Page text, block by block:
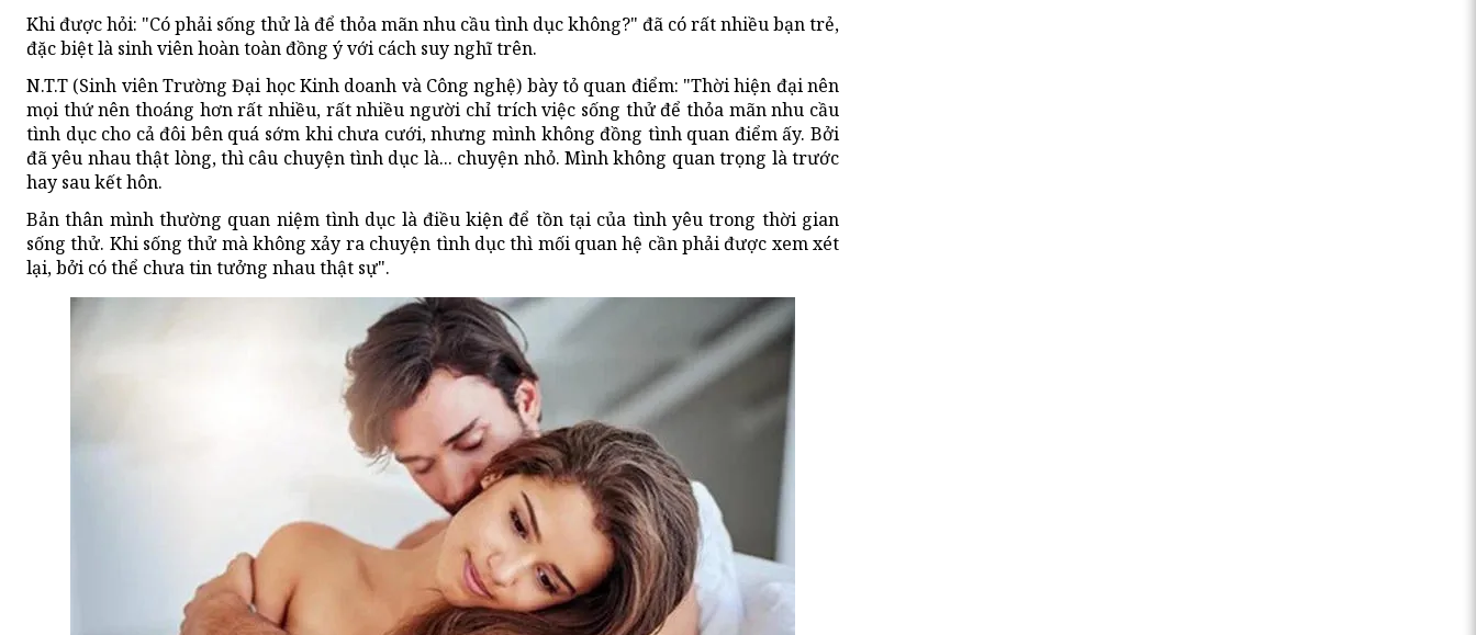
Khi được hỏi: "Có phải sống thử là để thỏa mãn nhu cầu tình dục không?" đã có rất nhiều bạn trẻ,
đặc biệt là sinh viên hoàn toàn đồng ý với cách suy nghĩ trên.
N.T.T (Sinh viên Trường Đại học Kinh doanh và Công nghệ) bày tỏ quan điểm: "Thời hiện đại nên
mọi thứ nên thoáng hơn rất nhiều, rất nhiều người chỉ trích việc sống thử để thỏa mãn nhu cầu
tình dục cho cả đôi bên quá sớm khi chưa cưới, nhưng mình không đồng tình quan điểm ấy. Bởi
đã yêu nhau thật lòng, thì câu chuyện tình dục là... chuyện nhỏ. Mình không quan trọng là trước
hay sau kết hôn.
Bản thân mình thường quan niệm tình dục là điều kiện để tồn tại của tình yêu trong thời gian
sống thử. Khi sống thử mà không xảy ra chuyện tình dục thì mối quan hệ cần phải được xem xét
lại, bởi có thể chưa tin tưởng nhau thật sự".